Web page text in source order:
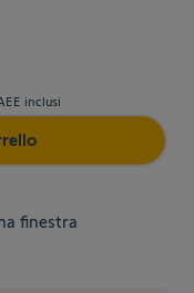
inclusi
finestra